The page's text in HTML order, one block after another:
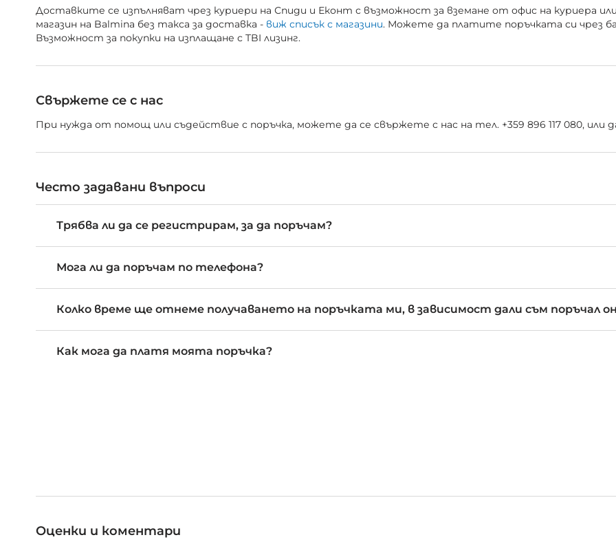
Доставките се изпълняват чрез куриери на Спиди и Еконт с възможност за вземане от офис на куриера
магазин на Balmina без такса за доставка - виж списък с магазини. Можете да платите поръчката си чрез
Възможност за покупки на изплащане с TBI лизинг.
Свържете се с нас
При нужда от помощ или съдействие с поръчка, можете да се свържете с нас на тел. +359 896 117 080, или
Често задавани въпроси
Трябва ли да се регистрирам, за да поръчам?
Мога ли да поръчам по телефона?
Колко време ще отнеме получаването на поръчката ми, в зависимост дали съм поръчал
Как мога да платя моята поръчка?
Оценки и коментари